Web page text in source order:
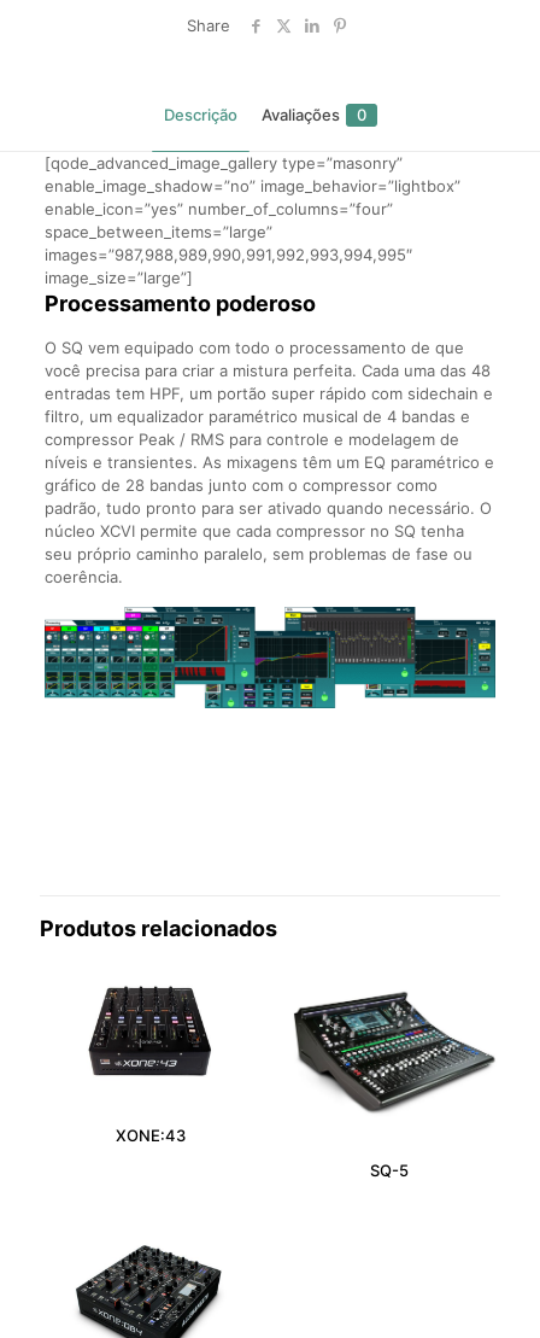
Share
Descrição Avaliações 0
[qode_advanced_image_gallery type=”masonry”
enable_image_shadow=”no” image_behavior=”lightbox”
enable_icon=”yes” number_of_columns=”four”
space_between_items=”large”
images=”987,988,989,990,991,992,993,994,995″
image_size=”large”]
Processamento poderoso
O SQ vem equipado com todo o processamento de que
você precisa para criar a mistura perfeita. Cada uma das 48
entradas tem HPF, um portão super rápido com sidechain e
filtro, um equalizador paramétrico musical de 4 bandas e
compressor Peak / RMS para controle e modelagem de
níveis e transientes. As mixagens têm um EQ paramétrico e
gráfico de 28 bandas junto com o compressor como
padrão, tudo pronto para ser ativado quando necessário. O
núcleo XCVI permite que cada compressor no SQ tenha
seu próprio caminho paralelo, sem problemas de fase ou
coerência.
O seu endereço de e-mail não será publicado.
Sua avaliação*
Nome*
Produtos relacionados
XONE:43
SQ-5